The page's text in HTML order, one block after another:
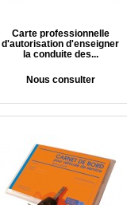
Carte professionnelle
d'autorisation d'enseigner
la conduite des...
Nous consulter